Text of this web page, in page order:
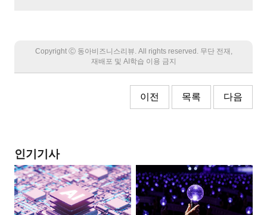
Copyright Ⓒ 동아비즈니스리뷰. All rights reserved. 무단 전재,
재배포 및 AI학습 이용 금지
이전 목록 다음
인기기사